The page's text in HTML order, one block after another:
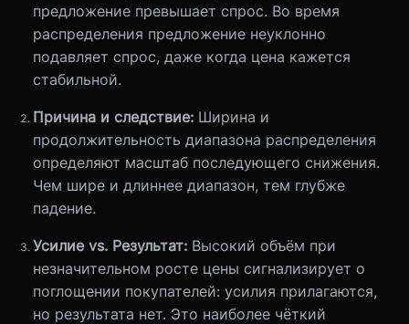
предложение превышает спрос. Во время
распределения предложение неуклонно
подавляет спрос, даже когда цена кажется
стабильной.
Причина и следствие: Ширина и
продолжительность диапазона распределения
определяют масштаб последующего снижения.
Чем шире и длиннее диапазон, тем глубже
падение.
Усилие vs. Результат: Высокий объём при
незначительном росте цены сигнализирует о
поглощении покупателей: усилия прилагаются,
но результата нет. Это наиболее чёткий